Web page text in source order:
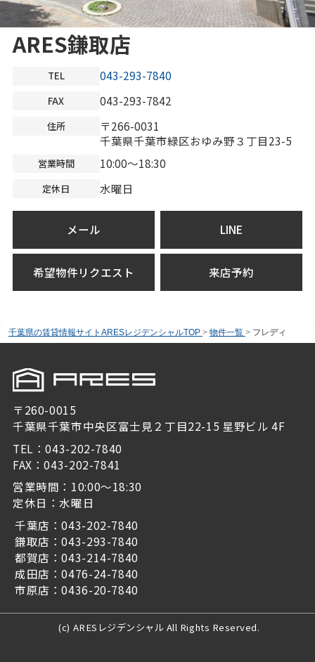
ARES鎌取店
TEL 043-293-7840
FAX 043-293-7842
住所
〒266-0031
千葉県千葉市緑区おゆみ野３丁目23-5
営業時間 10:00～18:30
定休日 水曜日
メール LINE
希望物件リクエスト 来店予約
千葉県の賃貸情報サイトARESレジデンシャルTOP > 物件一覧 > フレディ
〒260-0015
千葉県千葉市中央区富士見２丁目22-15 星野ビル 4F
TEL：043-202-7840
FAX：043-202-7841
営業時間：10:00～18:30
定休日：水曜日
千葉店：043-202-7840
鎌取店：043-293-7840
都賀店：043-214-7840
成田店：0476-24-7840
市原店：0436-20-7840
(c) ARESレジデンシャル All Rights Reserved.